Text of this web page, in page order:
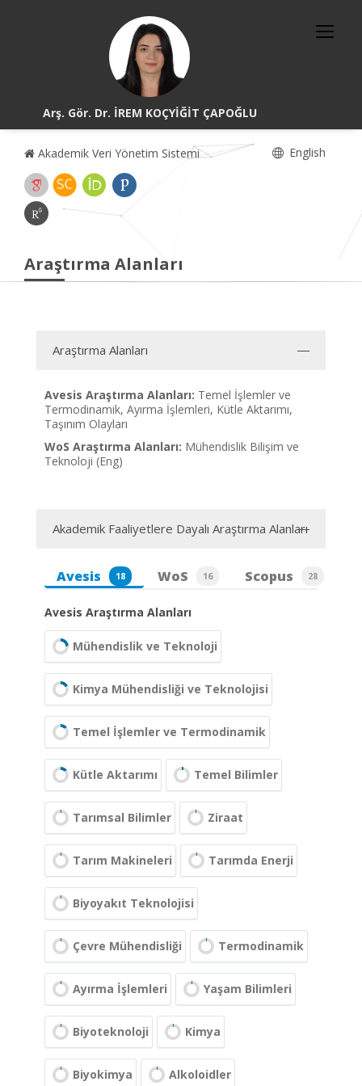
Arş. Gör. Dr. İREM KOÇYİĞİT ÇAPOĞLU
Akademik Veri Yönetim Sistemi English
Araştırma Alanları
Araştırma Alanları
Avesis Araştırma Alanları: Temel İşlemler ve
Termodinamik, Ayırma İşlemleri, Kütle Aktarımı,
Taşınım Olayları
WoS Araştırma Alanları: Mühendislik Bilişim ve
Teknoloji (Eng)
Akademik Faaliyetlere Dayalı Araştırma Alanları
Avesis 18 WoS 16 Scopus 28
Avesis Araştırma Alanları
Mühendislik ve Teknoloji
Kimya Mühendisliği ve Teknolojisi
Temel İşlemler ve Termodinamik
Kütle Aktarımı Temel Bilimler
Tarımsal Bilimler Ziraat
Tarım Makineleri Tarımda Enerji
Biyoyakıt Teknolojisi
Çevre Mühendisliği Termodinamik
Ayırma İşlemleri Yaşam Bilimleri
Biyoteknoloji Kimya
Biyokimya Alkoloidler